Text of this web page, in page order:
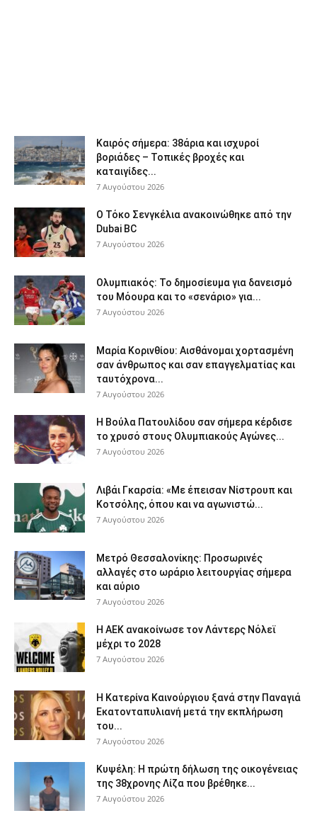
Καιρός σήμερα: 38άρια και ισχυροί
βοριάδες – Τοπικές βροχές και
καταιγίδες...
7 Αυγούστου 2026
Ο Τόκο Σενγκέλια ανακοινώθηκε από την
Dubai BC
7 Αυγούστου 2026
Ολυμπιακός: Το δημοσίευμα για δανεισμό
του Μόουρα και το «σενάριο» για...
7 Αυγούστου 2026
Μαρία Κορινθίου: Αισθάνομαι χορτασμένη
σαν άνθρωπος και σαν επαγγελματίας και
ταυτόχρονα...
7 Αυγούστου 2026
Η Βούλα Πατουλίδου σαν σήμερα κέρδισε
το χρυσό στους Ολυμπιακούς Αγώνες...
7 Αυγούστου 2026
Λιβάι Γκαρσία: «Με έπεισαν Νίστρουπ και
Κοτσόλης, όπου και να αγωνιστώ...
7 Αυγούστου 2026
Μετρό Θεσσαλονίκης: Προσωρινές
αλλαγές στο ωράριο λειτουργίας σήμερα
και αύριο
7 Αυγούστου 2026
Η ΑΕΚ ανακοίνωσε τον Λάντερς Νόλεϊ
μέχρι το 2028
7 Αυγούστου 2026
Η Κατερίνα Καινούργιου ξανά στην Παναγιά
Εκατονταπυλιανή μετά την εκπλήρωση
του...
7 Αυγούστου 2026
Κυψέλη: Η πρώτη δήλωση της οικογένειας
της 38χρονης Λίζα που βρέθηκε...
7 Αυγούστου 2026